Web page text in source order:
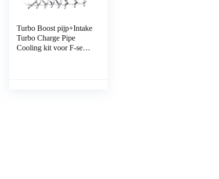
Turbo Boost pijp+Intake
Turbo Charge Pipe
Cooling kit voor F-serie